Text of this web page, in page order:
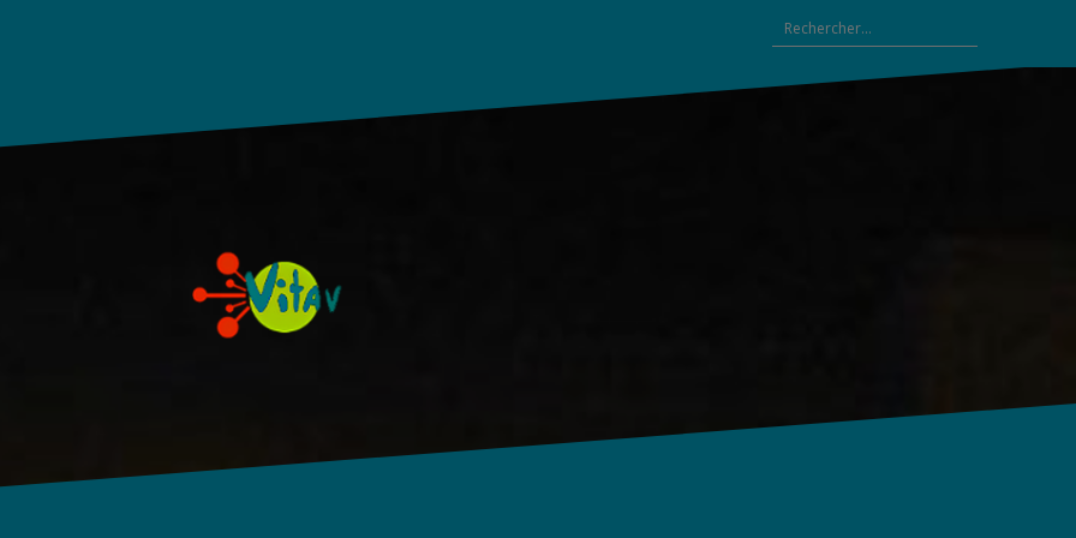
Rechercher :